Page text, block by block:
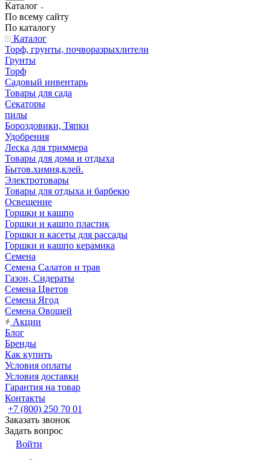
Каталог
По всему сайту
По каталогу
Каталог
Торф, грунты, почворазрыхлители
Грунты
Торф
Садовый инвентарь
Товары для сада
Секаторы
пилы
Бороздовики, Тяпки
Удобрения
Леска для триммера
Товары для дома и отдыха
Бытов.химия,клей.
Электротовары
Товары для отдыха и барбекю
Освещение
Горшки и кашпо
Горшки и кашпо пластик
Горшки и касеты для рассады
Горшки и кашпо керамика
Семена
Семена Салатов и трав
Газон, Сидераты
Семена Цветов
Семена Ягод
Семена Овощей
Акции
Блог
Бренды
Как купить
Условия оплаты
Условия доставки
Гарантия на товар
Контакты
+7 (800) 250 70 01
Заказать звонок
Задать вопрос
Войти